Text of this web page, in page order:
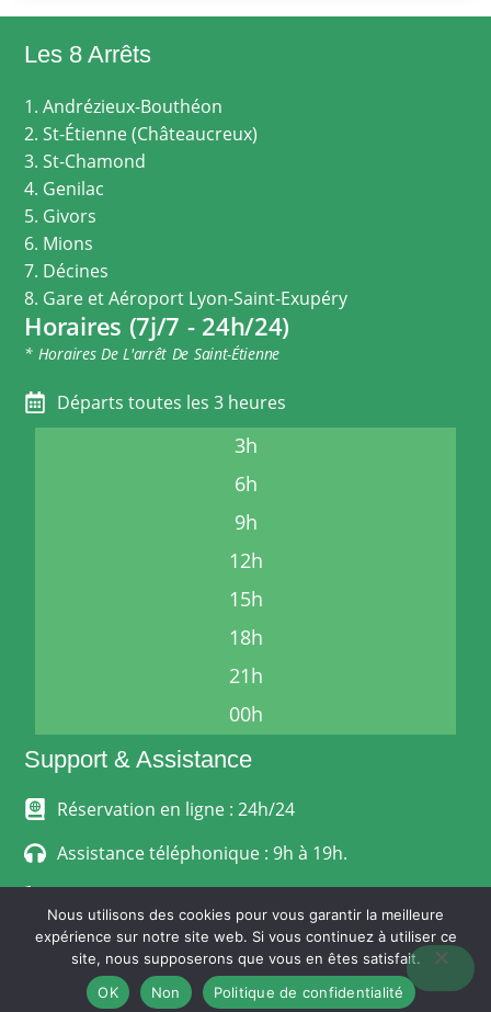
Les 8 Arrêts
1. Andrézieux-Bouthéon
2. St-Étienne (Châteaucreux)
3. St-Chamond
4. Genilac
5. Givors
6. Mions
7. Décines
8. Gare et Aéroport Lyon-Saint-Exupéry
Horaires (7j/7 - 24h/24)
* Horaires De L'arrêt De Saint-Étienne
Départs toutes les 3 heures
3h
6h
9h
12h
15h
18h
21h
00h
Support & Assistance
Réservation en ligne : 24h/24
Assistance téléphonique : 9h à 19h.
MENTIONS LÉGALES
POLITIQUE DE CONFIDENTIALITÉ
CONDITIONS GÉNÉRALES DE VENTE
© Stephanoise-Express.fr
Nous utilisons des cookies pour vous garantir la meilleure
expérience sur notre site web. Si vous continuez à utiliser ce
site, nous supposerons que vous en êtes satisfait.
OK
Non Politique de confidentialité